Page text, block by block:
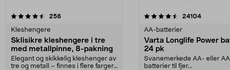
256anmeldelser
Kleshengere
Sklisikre kleshengere i tre
med metallpinne, 8-pakning
Elegant og skikkelig kleshenger av
tre og metall – finnes i flere farger.
4.5av 5 stjerner 24104
AA-batterier
Varta Longlife Power
24 pk
Svanemerkede AA- eller
batterier til fjer...
4.5av 5 stjerner